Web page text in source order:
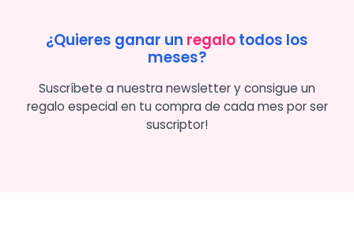
¿Quieres ganar un regalotodos los
meses?
Suscríbete a nuestra newsletter y consigue un
regalo especial en tu compra de cada mes por ser
suscriptor!